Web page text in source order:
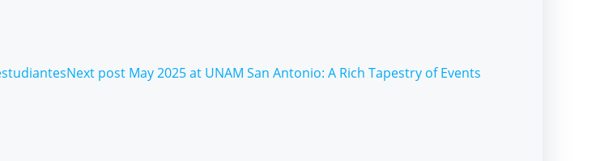
Post
Next post May 2025 at UNAM San Antonio: A Rich Tapestry of Events